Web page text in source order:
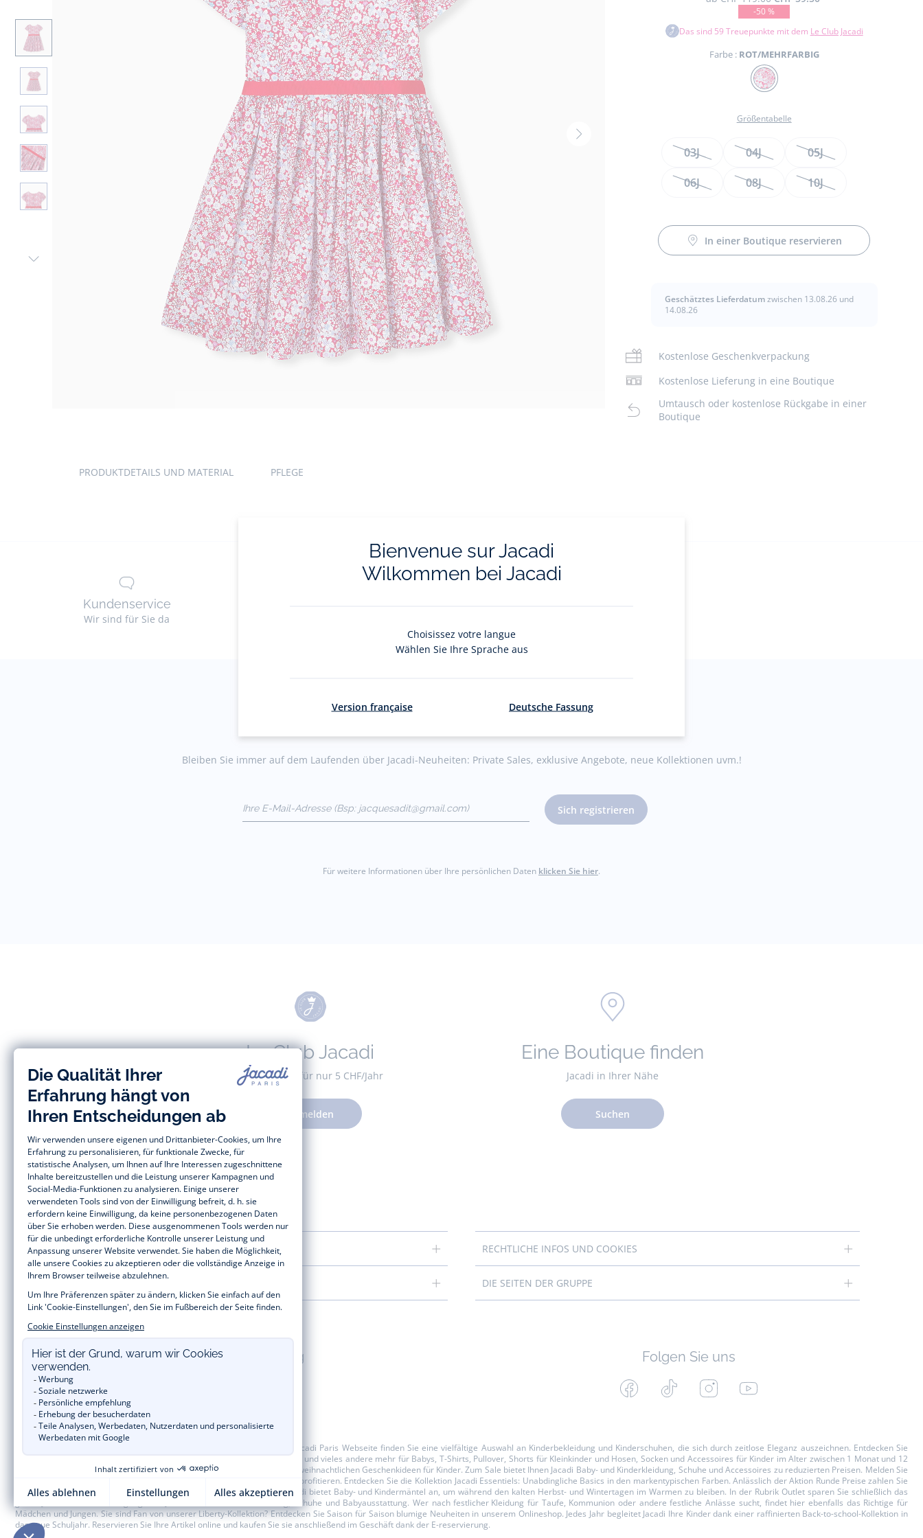
Nächste
Nächste
-50 %
Das sind 59 Treuepunkte mit dem Le Club Jacadi
Farbe : ROT/MEHRFARBIG
Farbe
ROT/MEHRFARBIG
Größentabelle
Größen
03J 04J
05J
06J
08J 10J
In einer Boutique reservieren
Geschätztes Lieferdatumzwischen 13.08.26 und
14.08.26
Kostenlose Geschenkverpackung
Kostenlose Lieferung in eine Boutique
Umtausch oder kostenlose Rückgabe in einer
Boutique
PRODUKTDETAILS UND MATERIAL PFLEGE
Kundenservice
Wir sind für Sie da
Bleiben Sie immer auf dem Laufenden über Jacadi-Neuheiten: Private Sales, exklusive Angebote, neue Kollektionen uvm.!
(Bsp:
jacquesadit@gmail.com)
Sich registrieren
Für weitere Informationen über Ihre persönlichen Daten klicken Sie hier.
Le Club Jacadi
Tolle Vorteile für nur 5 CHF/Jahr
Anmelden
Eine Boutique finden
Jacadi in Ihrer Nähe
Suchen
HILFE UND SERVICES
LA MAISON JACADI
RECHTLICHE INFOS UND COOKIES
DIE SEITEN DER GRUPPE
100% sichere Zahlung Folgen Sie uns
Facebook Tiktok InstagramYoutube
Baby- und Kindermode vom Feinsten für Mädchen und Jungen: Auf der Jacadi Paris Webseite finden Sie eine vielfältige Auswahl an Kinderbekleidung und Kinderschuhen, die sich durch zeitlose Eleganz auszeichnen. Entdecken Sie
beispielsweise unsere Kollektionen an Bodys, Blusen, Stramplern, Kleidern und vieles andere mehr für Babys, T-Shirts, Pullover, Shorts für Kleinkinder und Hosen, Socken und Accessoires für Kinder im Alter zwischen 1 Monat und 12
Jahren. Für die Festtage zum Jahresende versorgt Sie Jacadi ebenfalls mit weihnachtlichenGeschenkideen für Kinder. Zum Sale bietet Ihnen Jacadi Baby- und Kinderkleidung, Schuhe und Accessoires zu reduzierten Preisen. Melden Sie
zu profitieren. Entdecken Sie die Kollektion Jacadi Essentiels: Unabdingliche Basics in den markentypischen Farben. Anlässlich der Aktion Runde Preise zahlen Sie
wie der Name bereits verrät, ausschließlich runde Angebotsbeträge. Jacadi bietet Baby- und Kindermäntel an, um während den kalten Herbst- und Wintertagen im Warmen zu bleiben. In der Rubrik Outlet sparen Sie schließlich das
ganze Jahr über auf die vergangenen Jacadi Kollektionen für Kleidung, Schuhe und Babyausstattung. Wer nachfestlicher Kleidung für Taufe, Kommunion oder andere festliche Anlässe sucht, findet hier ebenfalls das Richtige für
Mädchen und Jungen. Sie sind Fan von unsererLiberty-Kollektion?Entdecken Sie Saison für Saison blumige Neuheiten in unserem Onlineshop. Jedes Jahr begleitet Jacadi Ihre Kinder dank einer raffinierten Back-to-school-Kollektion in
dasneue Schuljahr. Reservieren Sie Ihre Artikel online und kaufen Sie sie anschließend im Geschäft dank der E-reservierung.
Bienvenue sur Jacadi
Wilkommen bei Jacadi
Choisissez votre langue
Wählen Sie Ihre Sprache aus
Version française Deutsche Fassung